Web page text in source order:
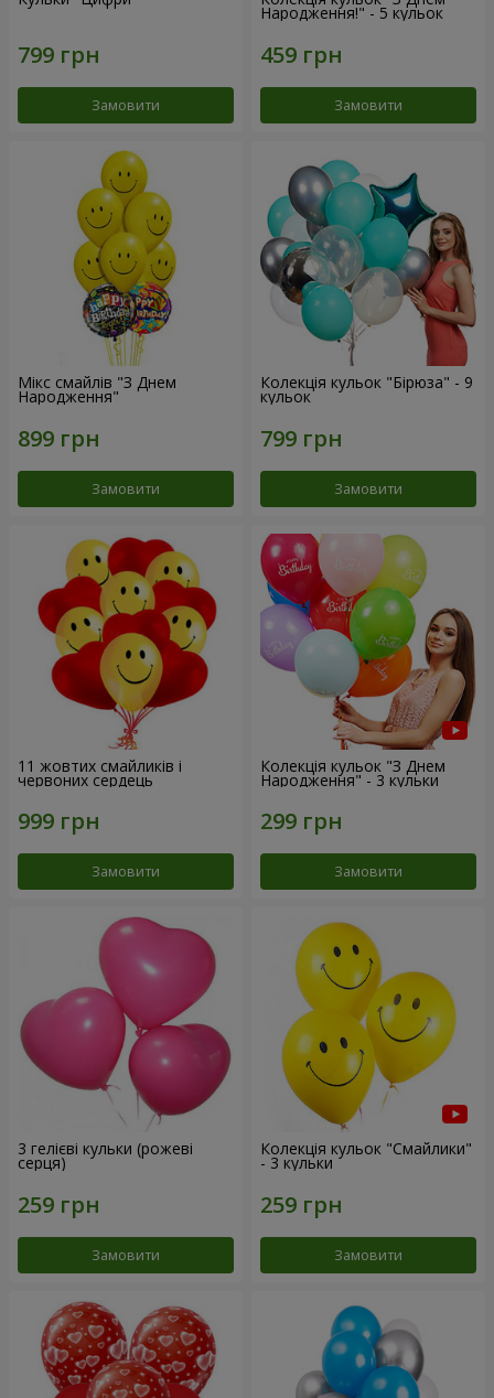
Замовити
Народження!" - 5 кульок
Замовити
Мікс смайлів "З Днем
Народження"
Замовити
Колекція кульок "Бірюза" - 9
кульок
Замовити
11 жовтих смайликів і
червоних сердець
Замовити
Колекція кульок "З Днем
Народження" - 3 кульки
Замовити
3 гелієві кульки (рожеві
серця)
Замовити
Колекція кульок "Смайлики"
- 3 кульки
Замовити